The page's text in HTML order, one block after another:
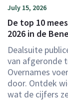
July 15, 2026
De top 10
2026 in de
Dealsuite
van afgeronde
Overnames
door. Ontdek
wat de cijfers